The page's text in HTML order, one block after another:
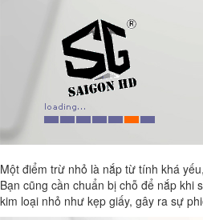
Một điểm trừ nhỏ là nắp từ tính khá
Bạn cũng cần chuẩn bị chỗ để nắp khi
kim loại nhỏ như kẹp giấy, gây ra sự